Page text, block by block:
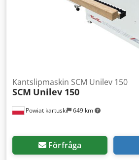
0,22 kW - Utsugsanslutningens
Yttermått: 1500 x 900 x 1600 mm -
Powiat kartuski 649 km
Kantslipmaskin SCM Unilev 150
SCM Unilev 150
Förfråga